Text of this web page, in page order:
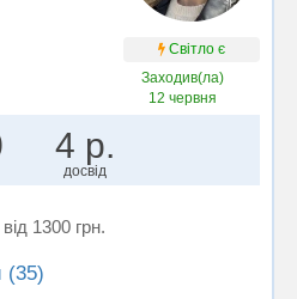
Світло є
Заходив(ла)
12 червня
4 р.
досвід
від 1300 грн.
(35)